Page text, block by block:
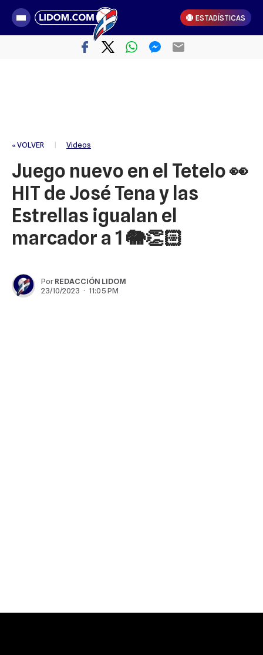
ESTADÍSTICAS
« VOLVER | Videos
Juego nuevo en el Tetelo 👀
HIT de José Tena y las
Estrellas igualan el
marcador a 1 🐘👏🏻
PorREDACCIÓN LIDOM
23/10/2023 · 11:05 PM